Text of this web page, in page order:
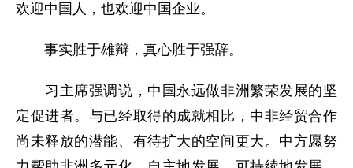
欢迎中国人，也欢迎中国企业。
事实胜于雄辩，真心胜于强辞。
习主席强调说，中国永远做非洲繁荣发展的坚
定促进者。与已经取得的成就相比，中非经贸合作
尚未释放的潜能、有待扩大的空间更大。中方愿努